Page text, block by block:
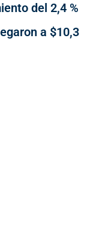
del 2,4 %
a $10,3